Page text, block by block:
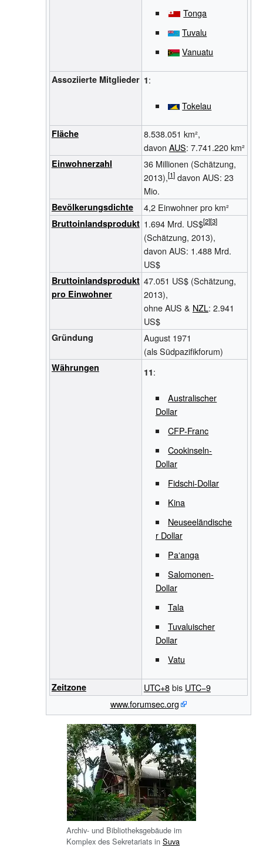
Tonga
Tuvalu
Vanuatu
Assoziierte Mitglieder 1:
Tokelau
Fläche
8.538.051 km²,
davon AUS: 7.741.220km²
Einwohnerzahl
36 Millionen (Schätzung,
2013),
davon AUS: 23
Mio.
Bevölkerungsdichte 4,2 Einwohner pro km²
Bruttoinlandsprodukt 1.694 Mrd. US$
(Schätzung, 2013),
davon AUS: 1.488 Mrd.
US$
Bruttoinlandsprodukt
pro Einwohner
47.051 US$ (Schätzung,
2013),
ohne AUS & NZL: 2.941
US$
Gründung
August 1971
(als Südpazifikforum)
Währungen 11:
Australischer
Dollar
CFP-Franc
Cookinseln-
Dollar
Fidschi-Dollar
Kina
Neuseeländische
r Dollar
Paʻanga
Salomonen-
Dollar
Tala
Tuvaluischer
Dollar
Vatu
Zeitzone UTC+8bis UTC−9
www.forumsec.org
Archiv- und Bibliotheksgebäude im
Komplex des Sekretariats in Suva